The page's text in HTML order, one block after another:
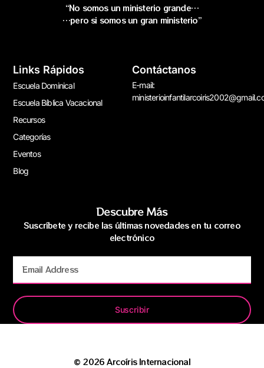
“No somos un ministerio grande…
…pero si somos un gran ministerio”
Links Rápidos
Escuela Dominical
Escuela Bíblica Vacacional
Recursos
Categorías
Eventos
Blog
Contáctanos
E-mail:
Descubre Más
Suscríbete y recibe las últimas novedades en tu correo
electrónico
Suscribir
© 2026 Arcoíris Internacional